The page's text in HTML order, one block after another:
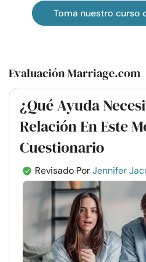
Toma nuestro curso
Evaluación Marriage.com
¿Qué Ayuda
Relación En Este
Cuestionario
Revisado PorJennifer